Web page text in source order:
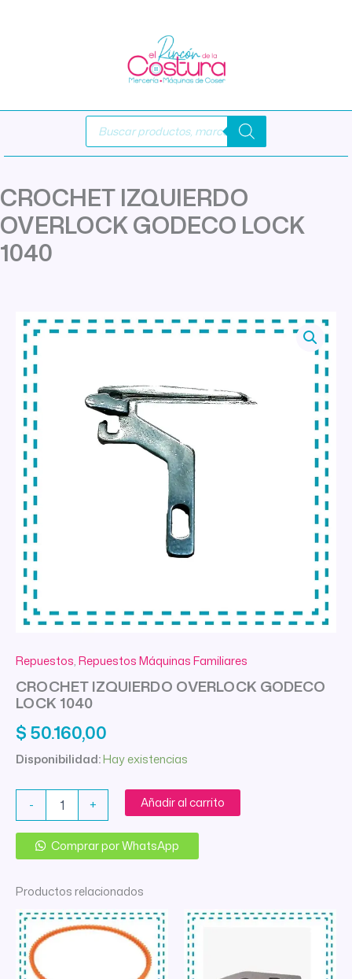
Búsqueda
productos
CROCHET IZQUIERDO
OVERLOCK GODECO LOCK
1040
Repuestos,Repuestos Máquinas Familiares
CROCHET IZQUIERDO OVERLOCK GODECO
LOCK 1040
$50.160,00
Disponibilidad:Hay existencias
-
IZQUIERDO
GODECO
LOCK
cantidad
+ Añadir al carrito
Comprar por WhatsApp
Productos relacionados